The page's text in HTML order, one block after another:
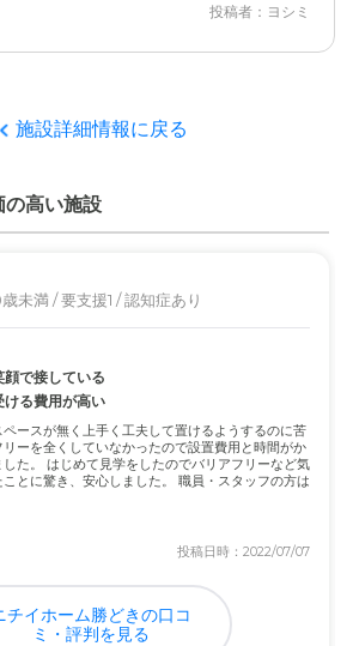
人も多く丁寧な対応で明るくとても雰
す。評判も良いです。
設備について
もあり綺麗で高級感があり安全な設備
ます。建物も新しく感じます。
について
たがらなかったので非常に不安でした
入り今も明るく楽しく行ってくれてい
思います。
い距離なので助かっています。環境も特
に思います。車で10分ぐらいなのであり
投稿者：ヨシミ
施設詳細情報に戻る
の高い施設
未満 / 要支援1 / 認知症あり
で接している
る費用が高い
ースが無く上手く工夫して置けるようするのに苦
ーを全くしていなかったので設置費用と時間がか
た。 はじめて見学をしたのでバリアフリーなど気
とに驚き、安心しました。 職員・スタッフの方は
投稿日時：2022/07/07
チイホーム勝どきの口コ
ミ・評判を見る